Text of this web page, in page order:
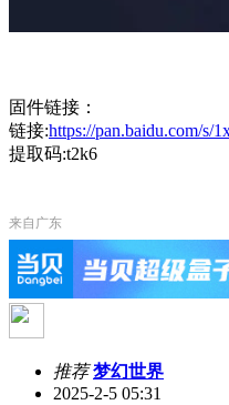
固件链接：
链接:https://pan.baidu.com/s/
提取码:t2k6
来自广东
推荐梦幻世界
2025-2-5 05:31